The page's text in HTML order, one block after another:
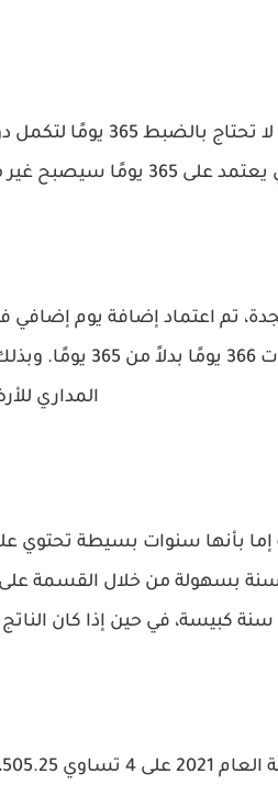
مواسم السنة إذا لم يتم تعديله.
تم اعتماد إضافة يوم
عن طريق جعل
المداري
سنة كبيسة، في حين إذا كان